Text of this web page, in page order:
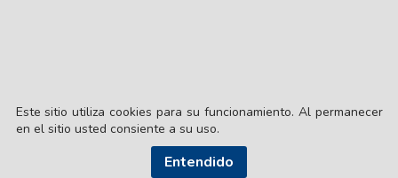
Este sitio utiliza cookies para su funcionamiento. Al permanecer
en el sitio usted consiente a su uso.
Entendido